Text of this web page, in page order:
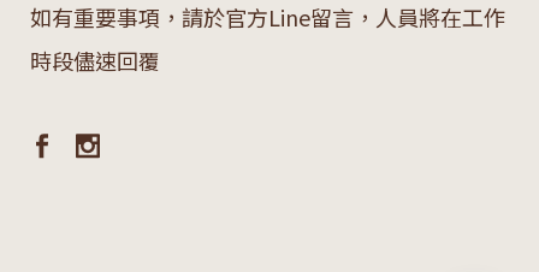
如有重要事項，請於官方Line留言，人員將在工作
時段儘速回覆